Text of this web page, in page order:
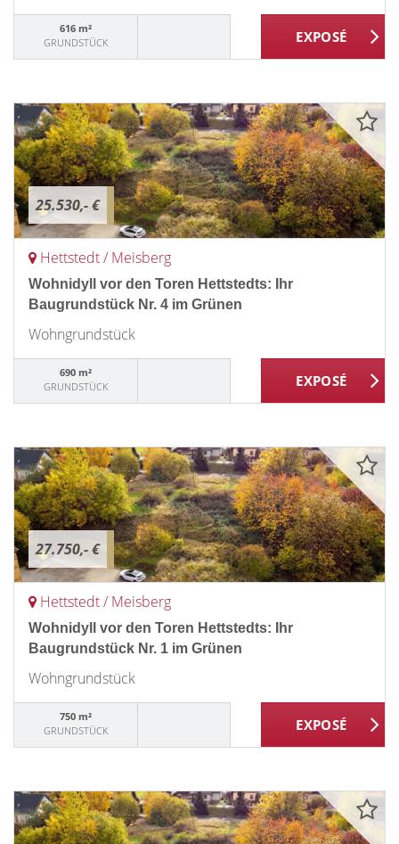
616 m²
GRUNDSTÜCK
25.530,- €
Hettstedt / Meisberg
Wohnidyll vor den Toren Hettstedts: Ihr
Baugrundstück Nr. 4 im Grünen
Wohngrundstück
690 m²
GRUNDSTÜCK
27.750,- €
Hettstedt / Meisberg
Wohnidyll vor den Toren Hettstedts: Ihr
Baugrundstück Nr. 1 im Grünen
Wohngrundstück
750 m²
GRUNDSTÜCK